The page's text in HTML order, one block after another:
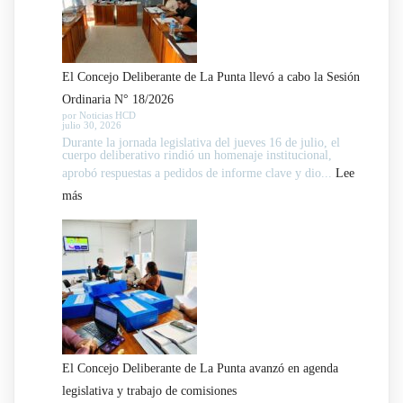
El Concejo Deliberante de La Punta llevó a cabo la Sesión
Ordinaria N° 18/2026
por Noticias HCD
julio 30, 2026
Durante la jornada legislativa del jueves 16 de julio, el
cuerpo deliberativo rindió un homenaje institucional,
aprobó respuestas a pedidos de informe clave y dio... Lee
más:
El
Concejo
Deliberante
de
La
Punta
llevó
a
cabo
El Concejo Deliberante de La Punta avanzó en agenda
legislativa y trabajo de comisiones